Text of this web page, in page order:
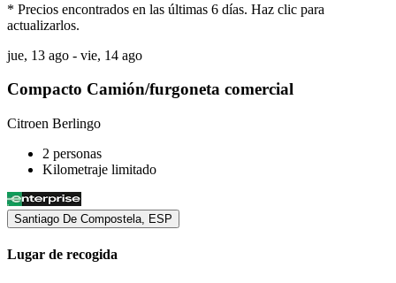
* Precios encontrados en las últimas 6 días. Haz clic para
actualizarlos.
jue, 13 ago - vie, 14 ago
Compacto Camión/furgoneta comercial
Citroen Berlingo
2 personas
Kilometraje limitado
Santiago De Compostela, ESP
Lugar de recogida